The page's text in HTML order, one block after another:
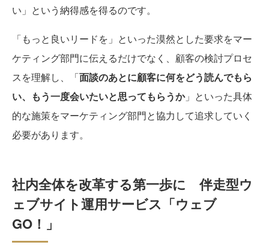
い」という納得感を得るのです。
「もっと良いリードを」といった漠然とした要求をマー
ケティング部門に伝えるだけでなく、顧客の検討プロセ
スを理解し、「面談のあとに顧客に何をどう読んでもら
い、もう一度会いたいと思ってもらうか」といった具体
的な施策をマーケティング部門と協力して追求していく
必要があります。
社内全体を改革する第一歩に 伴走型ウ
ェブサイト運用サービス「ウェブ
GO！」